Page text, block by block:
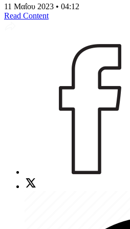
11 Μαΐου 2023 • 04:12
Read Content